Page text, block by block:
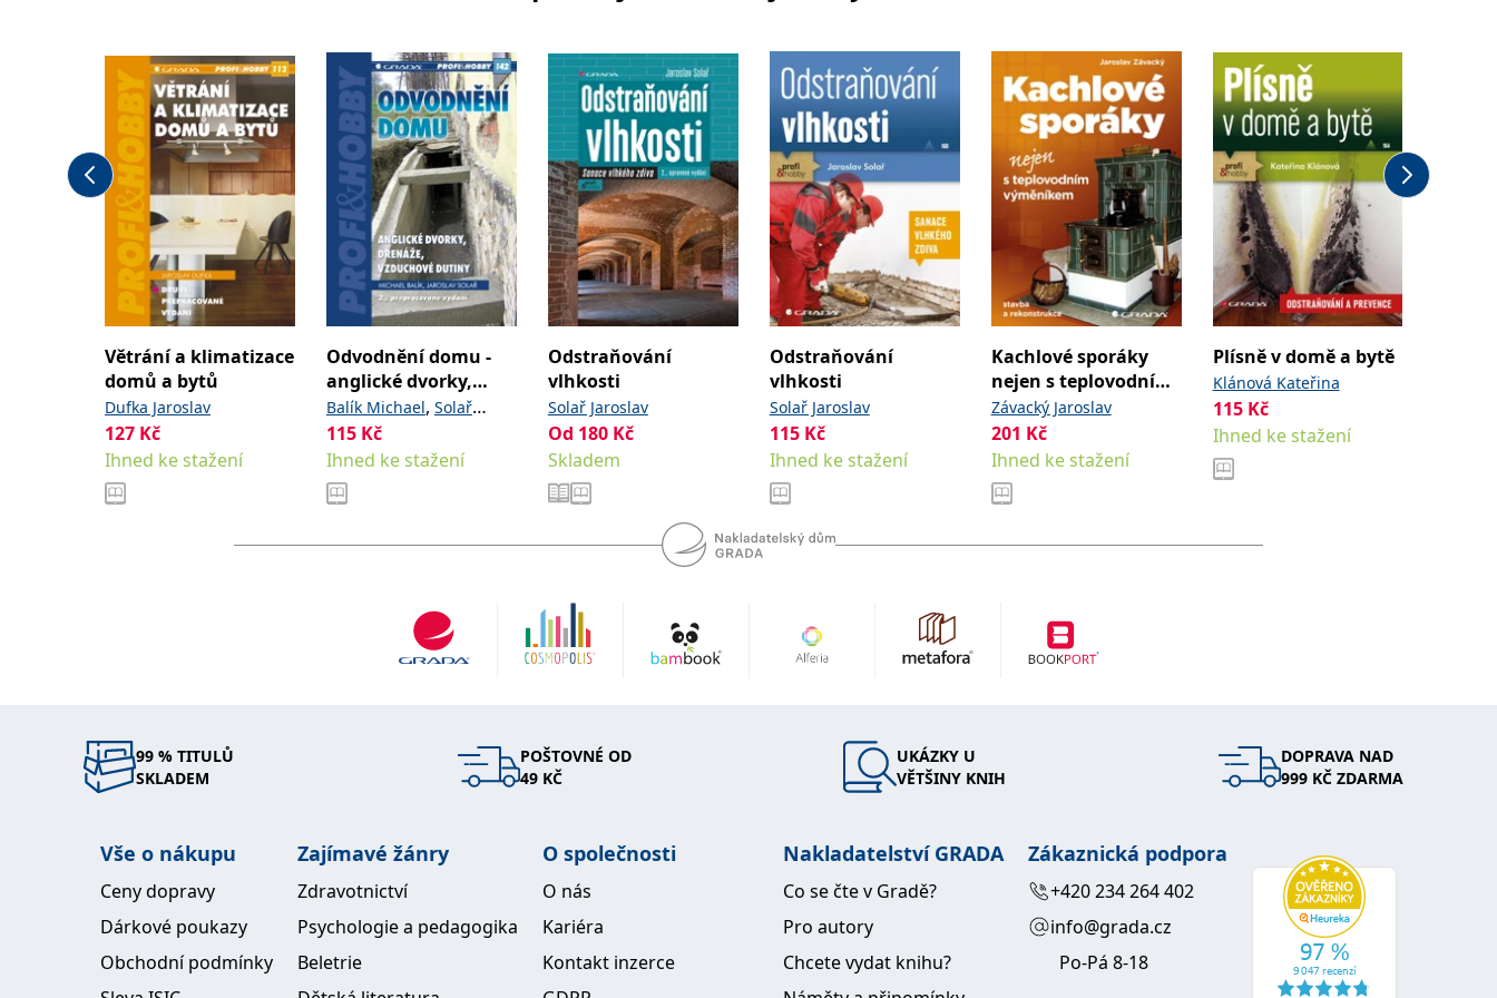
Větrání a klimatizace
domů a bytů
Dufka Jaroslav
127 Kč
Ihned ke stažení
Odvodnění domu -
anglické dvorky,
drenáže, vzduchové
dutiny
Balík Michael, Solař
Jaroslav
115 Kč
Ihned ke stažení
Odstraňování
vlhkosti
Solař Jaroslav
Od 180 Kč
Skladem
Odstraňování
vlhkosti
Solař Jaroslav
115 Kč
Ihned ke stažení
Kachlové sporáky
nejen s teplovodním
výměníkem
Závacký Jaroslav
201 Kč
Ihned ke stažení
Plísně v domě a bytě
Klánová Kateřina
115 Kč
Ihned ke stažení
99 % TITULŮ
SKLADEM
POŠTOVNÉ OD
49 KČ
UKÁZKY U
VĚTŠINY KNIH
DOPRAVA NAD
999 KČ ZDARMA
Vše o nákupu
Ceny dopravy
Dárkové poukazy
Obchodní podmínky
Zajímavé žánry
Zdravotnictví
Psychologie a pedagogika
Beletrie
O společnosti
O nás
Kariéra
Kontakt inzerce
Nakladatelství GRADA
Co se čte v Gradě?
Pro autory
Chcete vydat knihu?
Zákaznická podpora
+420 234 264 402
info@grada.cz
Po-Pá 8-18